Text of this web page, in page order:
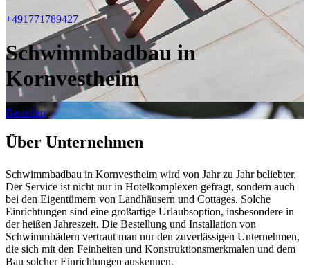
+491771789427
Schwimmbadbau in
Kornvestheim
Bestellen
Über Unternehmen
Schwimmbadbau in Kornvestheim wird von Jahr zu Jahr beliebter.
Der Service ist nicht nur in Hotelkomplexen gefragt, sondern auch
bei den Eigentümern von Landhäusern und Cottages. Solche
Einrichtungen sind eine großartige Urlaubsoption, insbesondere in
der heißen Jahreszeit. Die Bestellung und Installation von
Schwimmbädern vertraut man nur den zuverlässigen Unternehmen,
die sich mit den Feinheiten und Konstruktionsmerkmalen und dem
Bau solcher Einrichtungen auskennen.